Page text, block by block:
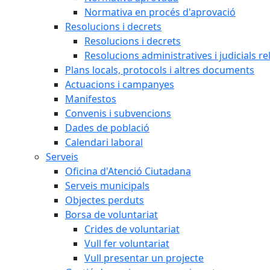
Normativa en procés d'aprovació
Resolucions i decrets
Resolucions i decrets
Resolucions administratives i judicials
Plans locals, protocols i altres documents
Actuacions i campanyes
Manifestos
Convenis i subvencions
Dades de població
Calendari laboral
Serveis
Oficina d'Atenció Ciutadana
Serveis municipals
Objectes perduts
Borsa de voluntariat
Crides de voluntariat
Vull fer voluntariat
Vull presentar un projecte